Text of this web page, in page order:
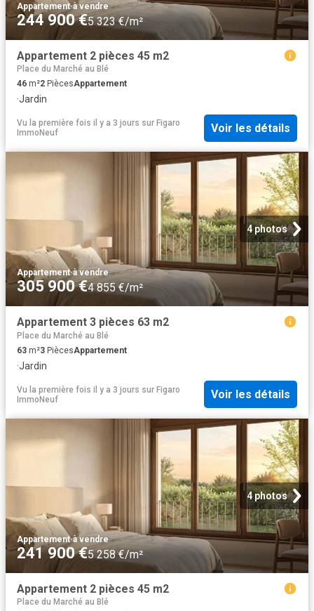
Appartement·à vendre
244 900 €5 323 €/m²
Appartement 2 pièces 45 m2
Place du Marché au Blé
46 m²2 PiècesAppartement
·Jardin
Vu la première fois il y a 3 jours sur Figaro
ImmoNeuf
Voir les détails
4 photos
Appartement·à vendre
305 900 €4 855 €/m²
Appartement 3 pièces 63 m2
Place du Marché au Blé
63 m²3 PiècesAppartement
·Jardin
Vu la première fois il y a 3 jours sur Figaro
ImmoNeuf
Voir les détails
4 photos
Appartement·à vendre
241 900 €5 258 €/m²
Appartement 2 pièces 45 m2
Place du Marché au Blé